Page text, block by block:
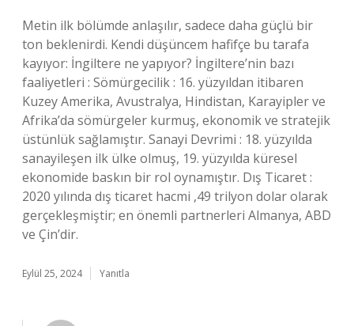
Metin ilk bölümde anlaşılır, sadece daha güçlü bir
ton beklenirdi. Kendi düşüncem hafifçe bu tarafa
kayıyor: İngiltere ne yapıyor? İngiltere’nin bazı
faaliyetleri : Sömürgecilik : 16. yüzyıldan itibaren
Kuzey Amerika, Avustralya, Hindistan, Karayipler ve
Afrika’da sömürgeler kurmuş, ekonomik ve stratejik
üstünlük sağlamıştır. Sanayi Devrimi : 18. yüzyılda
sanayileşen ilk ülke olmuş, 19. yüzyılda küresel
ekonomide baskın bir rol oynamıştır. Dış Ticaret :
2020 yılında dış ticaret hacmi ,49 trilyon dolar olarak
gerçekleşmiştir; en önemli partnerleri Almanya, ABD
ve Çin’dir.
Eylül 25, 2024 Yanıtla